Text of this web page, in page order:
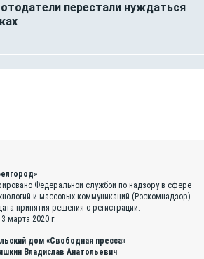
перестали нуждаться
Федеральной службой по надзору в сфере
и массовых коммуникаций (Роскомнадзор).
принятия решения о регистрации:
марта 2020 г.
дом «Свободная пресса»
Владислав Анатольевич